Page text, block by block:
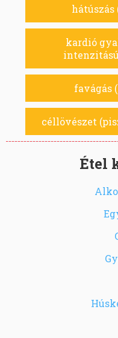
hátúszás
kardió
favágás
céllövészet
Étel